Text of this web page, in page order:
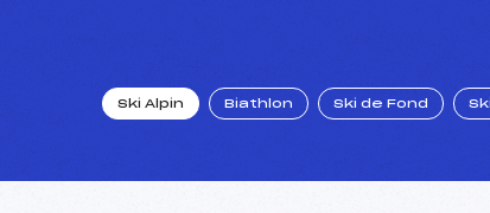
Ski Alpin Biathlon Ski de Fond